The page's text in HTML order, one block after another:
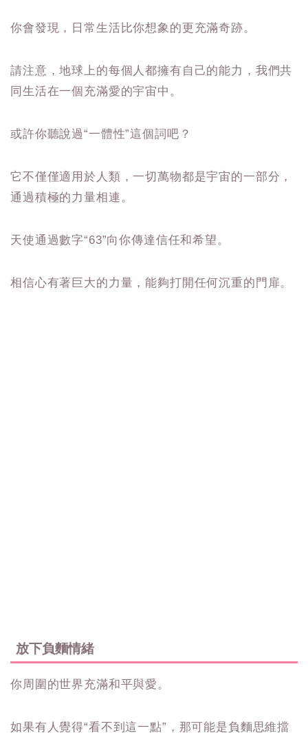
你會發現，日常生活比你想象的更充滿奇跡。
請注意，地球上的每個人都擁有自己的能力，我們共
同生活在一個充滿愛的宇宙中。
或許你聽說過“一體性”這個詞吧？
它不僅僅適用於人類，一切萬物都是宇宙的一部分，
通過積極的力量相連。
天使通過數字“63”向你傳達信任和希望。
相信心有著巨大的力量，能夠打開任何沉重的門扉。
放下負麵情緒
你周圍的世界充滿和平與愛。
如果有人覺得“看不到這一點”，那可能是負麵思維擋